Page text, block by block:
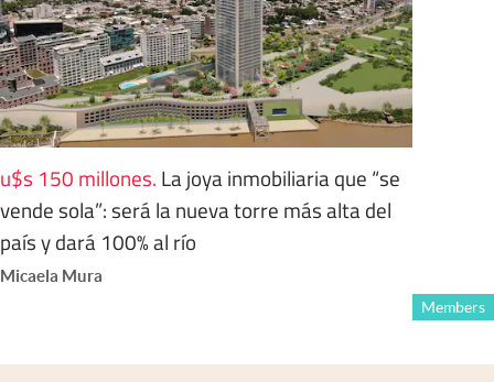
u$s 150 millones. La joya inmobiliaria que “se
vende sola”: será la nueva torre más alta del
país y dará 100% al río
Micaela Mura
Members